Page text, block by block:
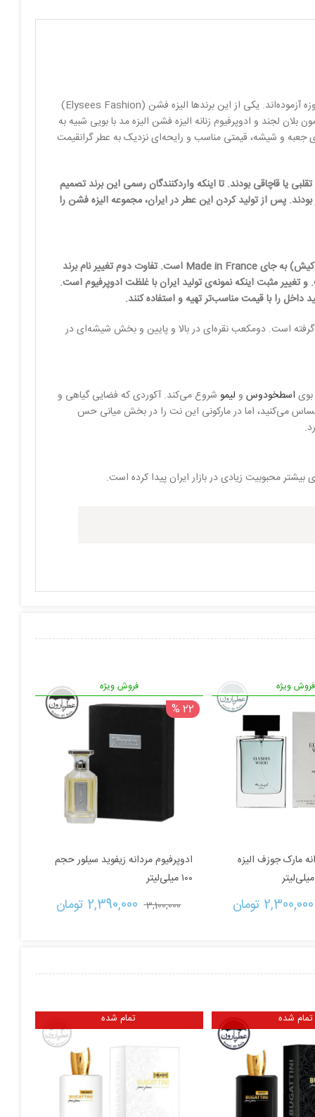
با بالاتر رفتن قیمت‌ها عطرهای مشابه عطرهای اصلی، بازار و طرفداران خاص خود را ایجاد کرده‌اند، برندهای مختلفی در بازار ایران بخت خود را در این حوزه آزموده‌اند. یکی از این برند‌ها الیزه فشن (Elysees Fashion)
لجند و ادوپرفیوم زنانه الیزه فشن الیزه مد با بویی شبیه به
جعبه و شیشه، قیمتی مناسب و رایحه‌ای نزدیک به عطر گرانقیمت
یا قاچاقی بودند. تا اینکه واردکنندگان رسمی این برند تصمیم
پس از تولید کردن این عطر در ایران، مجموعه الیزه فشن را
آن تفاوت‌های جزئی دارد. اول نوع متفاوت لیبل و درج شدن عبارت Made in KFZ (تولید منطقه آزاد کیش) به جای Made in France است. تفاوت دوم تغییر نام برند
جوزف به بازار می‌آید. نکته سوم تغییر حجم عطر است. نسخه تولید فرانسه 90 میل بود و نسخه تولید ایران 100 میل است. و تغییر مثبت اینکه نمونه‌ی تولید ایران با غلظت ادوپرفیوم است.
داخل را با قیمت مناسب‌تر تهیه و استفاده کنند.
می‌کند طراحی جذاب و متفاوت شیشه است. طراحی شیشه‌ی عطر متشکل از 3 مکعب روی هم قرار گرفته است. دومکعب نقره‌ای در بالا و پایین و بخش شیشه‌ای در
اسطخودوس و لیمو شروع می‌کند. آکوردی که فضایی گیاهی و
می‌کنید، اما در مارکونی این نت را در بخش میانی حس
محبوبیت زیادی در بازار ایران پیدا کرده است.
فروش ویژه
مارک جوزف الیزه
قیمت
2,300,000 تومان
فروش ویژه
22 %
ادوپرفیوم مردانه زیفوید سیلور حجم
۱۰۰ میلی‌لیتر
3,100,000
قیمت
2,390,000 تومان
تمام شده تمام شده